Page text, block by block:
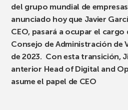
del grupo mundial de empresas
anunciado hoy que Javier
CEO, pasará a ocupar el cargo
Consejo de Administración de
de 2023. Con esta transición,
anterior Head of Digital and
asume el papel de CEO